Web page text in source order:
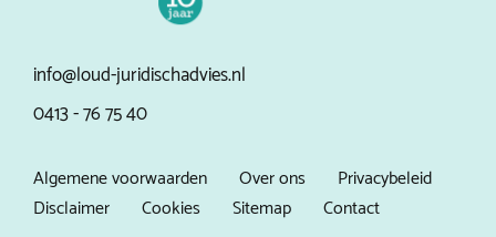
info@loud-juridischadvies.nl
0413 - 76 75 40
Algemene voorwaarden Over ons
Privacybeleid
Disclaimer
Cookies Sitemap Contact